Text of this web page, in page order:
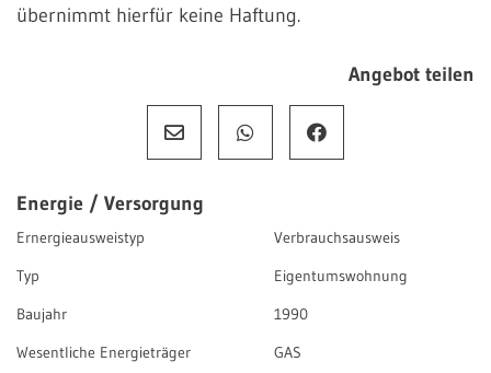
übernimmt hierfür keine Haftung.
Angebot teilen
Energie / Versorgung
Ernergieausweistyp
Verbrauchsausweis
Typ
Eigentumswohnung
Baujahr
1990
Wesentliche Energieträger
GAS